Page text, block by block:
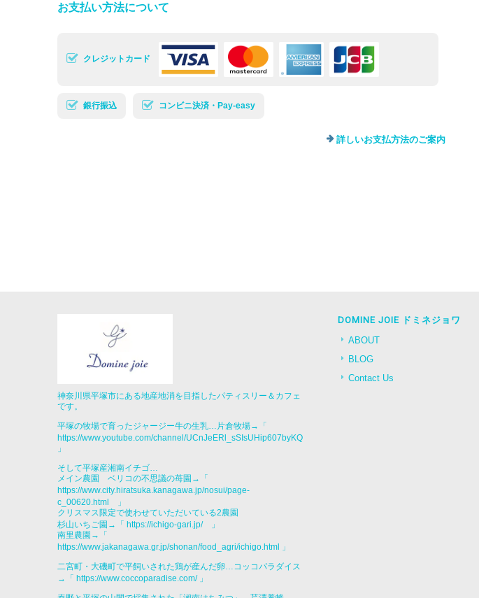
お支払い方法について
クレジットカード
銀行振込 コンビニ決済・Pay-easy
詳しいお支払方法のご案内
神奈川県平塚市にある地産地消を目指したパティスリー＆カフェ
です。
平塚の牧場で育ったジャージー牛の生乳…片倉牧場→「
https://www.youtube.com/channel/UCnJeERl_sSIsUHip607byKQ
」
そして平塚産湘南イチゴ…
メイン農園 ベリコの不思議の苺園→「
https://www.city.hiratsuka.kanagawa.jp/nosui/page-
c_00620.html
」
クリスマス限定で使わせていただいている2農園
杉山いちご園→「
https://ichigo-gari.jp/ 」
南里農園→「
https://www.jakanagawa.gr.jp/shonan/food_agri/ichigo.html
」
二宮町・大磯町で平飼いされた鶏が産んだ卵…コッコパラダイス
→「
https://www.coccoparadise.com/」
DOMINE JOIE ドミネジョワ
ABOUT
BLOG
Contact Us